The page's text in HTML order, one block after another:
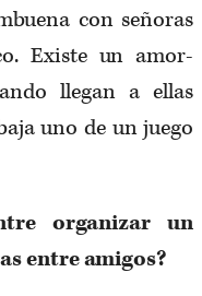
con señoras
Existe un amor-
llegan a ellas
uno de un juego
organizar un
entre amigos?